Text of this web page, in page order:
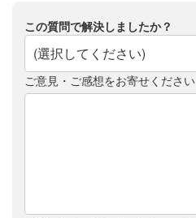
この質問で解決しましたか？
(選択してください)
ご意見・ご感想をお寄せください